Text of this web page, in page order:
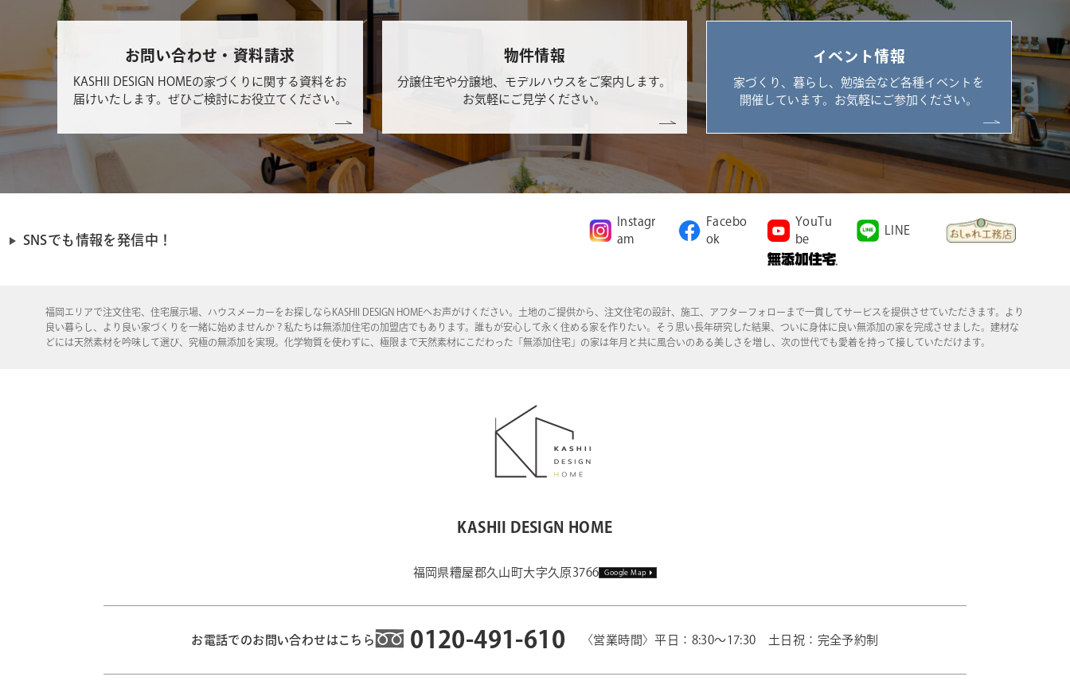
お問い合わせ・資料請求
KASHII DESIGN HOMEの家づくりに関する資料をお
届けいたします。ぜひご検討にお役立てください。
物件情報
分譲住宅や分譲地、モデルハウスをご案内します。
お気軽にご見学ください。
イベント情報
家づくり、暮らし、勉強会など各種イベントを
開催しています。お気軽にご参加ください。
SNSでも情報を発信中！
Instagr
am
Facebo
ok
YouTu
be
LINE
福岡エリアで注文住宅、住宅展示場、ハウスメーカーをお探しならKASHII DESIGN HOMEへお声がけください。土地のご提供から、注文住宅の設計、施工、アフターフォローまで一貫してサービスを提供させていただきます。より
良い暮らし、より良い家づくりを一緒に始めませんか？私たちは無添加住宅の加盟店でもあります。誰もが安心して永く住める家を作りたい。そう思い長年研究した結果、ついに身体に良い無添加の家を完成させました。建材な
どには天然素材を吟味して選び、究極の無添加を実現。化学物質を使わずに、極限まで天然素材にこだわった「無添加住宅」の家は年月と共に風合いのある美しさを増し、次の世代でも愛着を持って接していただけます。
KASHII DESIGN HOME
福岡県糟屋郡久山町大字久原3766 Google Map
お電話でのお問い合わせはこちら 0120-491-610 〈営業時間〉平日：8:30～17:30 土日祝：完全予約制